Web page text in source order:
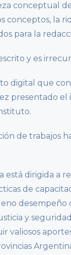
conceptual
conceptos, la
para la
y es
digital que
presentado
de trabajos
está dirigida a
de
desempeño
y
valiosos